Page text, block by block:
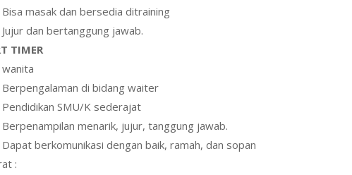
Bisa masak dan bersedia ditraining
Jujur dan bertanggung jawab.
TIMER
wanita
Berpengalaman di bidang waiter
Pendidikan SMU/K sederajat
Berpenampilan menarik, jujur, tanggung jawab.
Dapat berkomunikasi dengan baik, ramah, dan sopan
: